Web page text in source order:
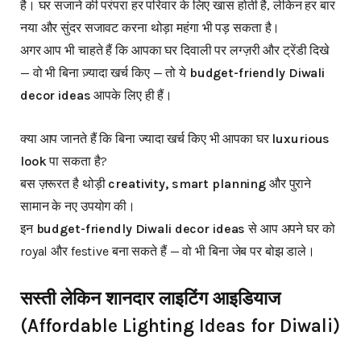
है। घर सजाने की परंपरा हर परिवार के लिए खास होती है, लेकिन हर बार
नया और सुंदर सजावट करना थोड़ा महंगा भी पड़ सकता है।
अगर आप भी चाहते हैं कि आपका घर दिवाली पर लग्ज़री और ट्रेंडी दिखे
— वो भी बिना ज़्यादा खर्च किए — तो ये budget-friendly Diwali
decor ideas आपके लिए ही हैं।
क्या आप जानते हैं कि बिना ज्यादा खर्च किए भी आपका घर luxurious
lookपा सकता है?
बस ज़रूरत है थोड़ी creativity, smart planning और पुराने
सामान के नए उपयोग की।
इन budget-friendly Diwali decor ideas से आप अपने घर को
royal और festive बना सकते हैं — वो भी बिना जेब पर बोझ डाले।
सस्ती लेकिन शानदार लाइटिंग आइडियाज
(Affordable Lighting Ideas for Diwali)